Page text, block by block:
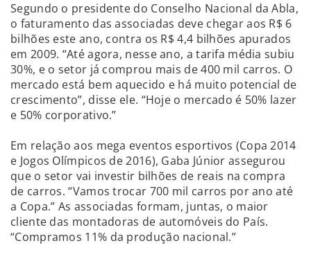
Segundo o presidente do Conselho Nacional da Abla,
o faturamento das associadas deve chegar aos R$ 6
bilhões este ano, contra os R$ 4,4 bilhões apurados
em 2009. “Até agora, nesse ano, a tarifa média subiu
30%, e o setor já comprou mais de 400 mil carros. O
mercado está bem aquecido e há muito potencial de
crescimento”, disse ele. “Hoje o mercado é 50% lazer
e 50% corporativo.”
Em relação aos mega eventos esportivos (Copa 2014
e Jogos Olímpicos de 2016), Gaba Júnior assegurou
que o setor vai investir bilhões de reais na compra
de carros. “Vamos trocar 700 mil carros por ano até
a Copa.” As associadas formam, juntas, o maior
cliente das montadoras de automóveis do País.
“Compramos 11% da produção nacional.”